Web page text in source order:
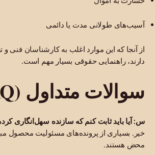
آسیب‌های طولانی مدت یا دائمی
از آنجا که این موارد اغلب به کارشناسان فنی و
دارند، راهنمایی حقوقی بسیار مهم است.
سوالات متداول (FAQ)
س: آیا باید ثابت کنم که سازنده سهل‌انگاری
خیر. بسیاری از پرونده‌های مسئولیت محصول
محض هستند.